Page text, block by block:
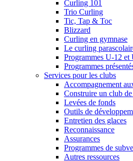
Curling 101
Trio Curling
Tic, Tap & Toc
Blizzard
Curling en gymnase
Le curling
Programmes U-12 et
Programmes
Services pour les clubs
Accompagnement
Construire un club
Levées de fonds
Outils de
Entretien des glaces
Reconnaissance
Assurances
Programmes de
Autres ressources